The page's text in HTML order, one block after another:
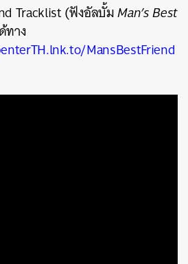
Tracklist(ฟังอัลบั้มMan’s Best
ทาง
MansBestFriend